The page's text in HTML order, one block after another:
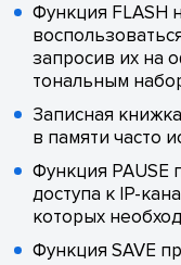
Функция FLASH
запросив их на
тональным
Записная
в памяти часто
Функция PAUSE
доступа к IP-
которых
Функция SAVE